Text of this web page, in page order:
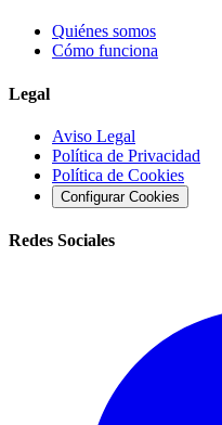
Quiénes somos
Cómo funciona
Legal
Aviso Legal
Política de Privacidad
Política de Cookies
Configurar Cookies
Redes Sociales